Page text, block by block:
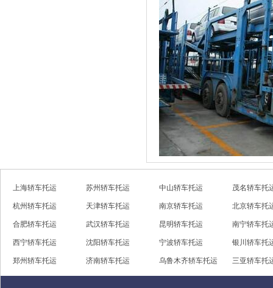
上海轿车托运 苏州轿车托运 中山轿车托运 茂名轿车托
杭州轿车托运 天津轿车托运 南京轿车托运 北京轿车托
合肥轿车托运 武汉轿车托运 昆明轿车托运 南宁轿车托
西宁轿车托运 沈阳轿车托运 宁波轿车托运 银川轿车托
郑州轿车托运 济南轿车托运 乌鲁木齐轿车托运 三亚轿车托